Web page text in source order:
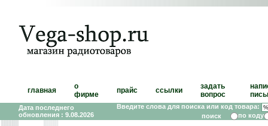
главная
о
фирме
прайс ссылки
задать
вопрос
Дата последнего
обновления : 9.08.2026
Введите слова для поиска или код товара:
по коду